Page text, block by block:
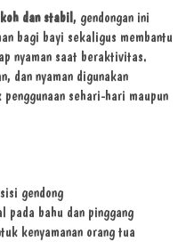
dan stabil, gendongan ini
bagi bayi sekaligus membantu
nyaman saat beraktivitas.
dan nyaman digunakan
sehari-hari maupun
gendong
pada bahu dan pinggang
kenyamanan orang tua